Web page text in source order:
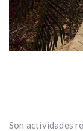
Son actividades